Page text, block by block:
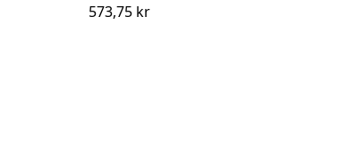
573,75 kr